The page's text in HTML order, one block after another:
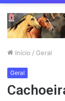
Início / Geral
Geral